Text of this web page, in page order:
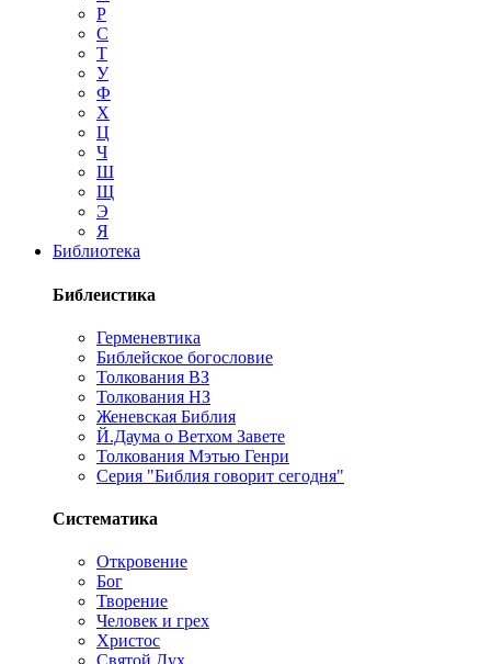
Р
С
Т
У
Ф
Х
Ц
Ч
Ш
Щ
Э
Я
Библиотека
Библеистика
Герменевтика
Библейское богословие
Толкования ВЗ
Толкования НЗ
Женевская Библия
Й.Даума о Ветхом Завете
Толкования Мэтью Генри
Серия "Библия говорит сегодня"
Систематика
Откровение
Бог
Творение
Человек и грех
Христос